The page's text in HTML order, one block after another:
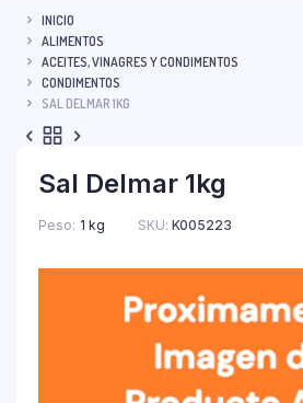
INICIO
ALIMENTOS
ACEITES, VINAGRES Y CONDIMENTOS
CONDIMENTOS
SAL DELMAR 1KG
Sal Delmar 1kg
Peso 1 kg SKU: K005223